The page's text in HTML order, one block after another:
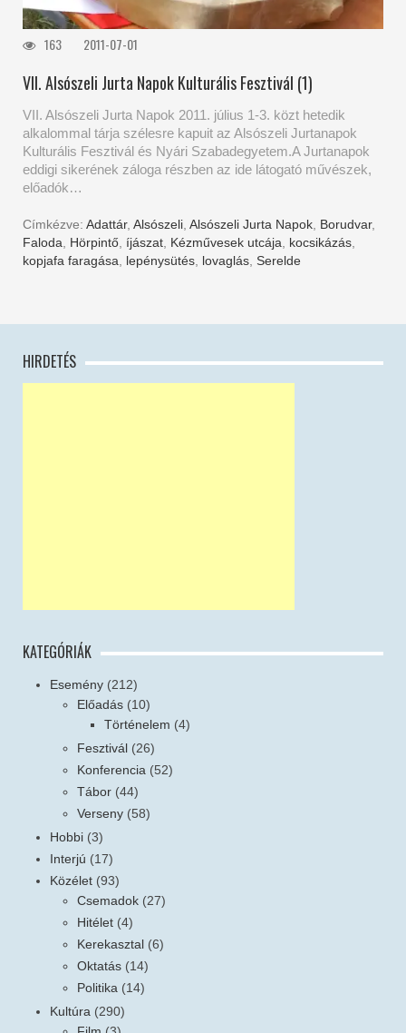
163 2011-07-01
VII. Alsószeli Jurta Napok Kulturális Fesztivál (1)
VII. Alsószeli Jurta Napok 2011. július 1-3. közt hetedik
alkalommal tárja szélesre kapuit az Alsószeli Jurtanapok
Kulturális Fesztivál és Nyári Szabadegyetem.A Jurtanapok
eddigi sikerének záloga részben az ide látogató művészek,
előadók…
Címkézve: Adattár, Alsószeli Alsószeli Jurta Napok Borudvar,
Faloda
Hörpintő íjászat Kézművesek utcája kocsikázás
kopjafa faragása
lepénysütés lovaglás Serelde
HIRDETÉS
KATEGÓRIÁK
Esemény (212)
Előadás (10)
Történelem (4)
Fesztivál (26)
Konferencia (52)
Tábor (44)
Verseny (58)
Hobbi (3)
Interjú (17)
Közélet (93)
Csemadok (27)
Hitélet (4)
Kerekasztal (6)
Oktatás (14)
Politika (14)
Kultúra (290)